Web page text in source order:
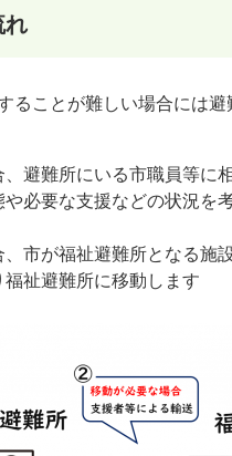
れ
ることが難しい場合には避
避難所にいる市職員等に
必要な支援などの状況を
市が福祉避難所となる施
祉避難所に移動します